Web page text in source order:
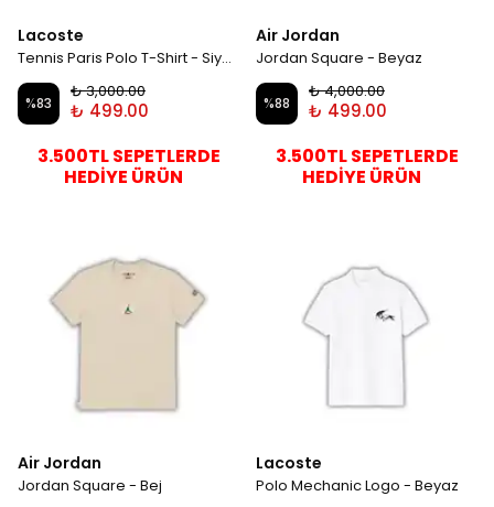
Lacoste
Tennis Paris Polo T-Shirt - Siyah
%83
₺ 3,000.00
₺ 499.00
3.500TL SEPETLERDE
HEDİYE ÜRÜN
Air Jordan
Jordan Square - Beyaz
%88
₺ 4,000.00
₺ 499.00
3.500TL SEPETLERDE
HEDİYE ÜRÜN
Air Jordan
Jordan Square - Bej
Lacoste
Polo Mechanic Logo - Beyaz